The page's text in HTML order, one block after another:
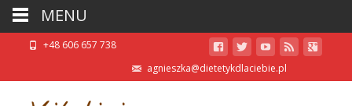
+48 606 657 738
agnieszka@dietetykdlaciebie.pl
MENU